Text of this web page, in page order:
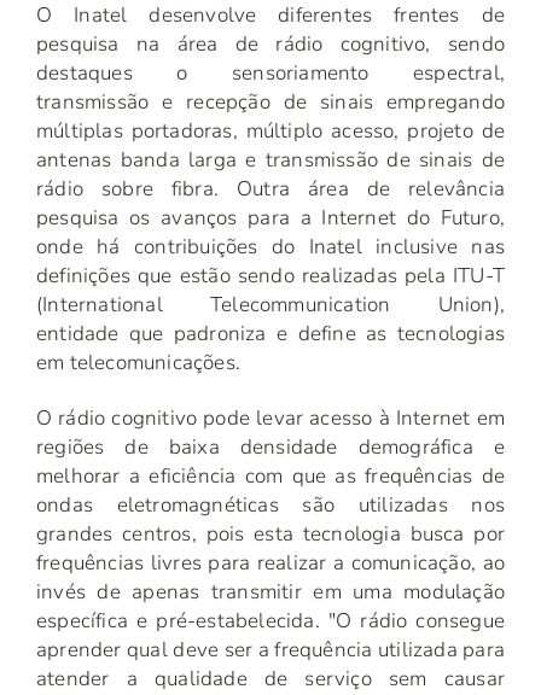
O Inatel desenvolve diferentes frentes de
pesquisa na área de rádio cognitivo, sendo
destaques o sensoriamento espectral,
transmissão e recepção de sinais empregando
múltiplas portadoras, múltiplo acesso, projeto de
antenas banda larga e transmissão de sinais de
rádio sobre fibra. Outra área de relevância
pesquisa os avanços para a Internet do Futuro,
onde há contribuições do Inatel inclusive nas
definições que estão sendo realizadas pela ITU-T
(International Telecommunication Union),
entidade que padroniza e define as tecnologias
em telecomunicações.
O rádio cognitivo pode levar acesso à Internet em
regiões de baixa densidade demográfica e
melhorar a eficiência com que as frequências de
ondas eletromagnéticas são utilizadas nos
grandes centros, pois esta tecnologia busca por
frequências livres para realizar a comunicação, ao
invés de apenas transmitir em uma modulação
específica e pré-estabelecida. "O rádio consegue
aprender qual deve ser a frequência utilizada para
atender a qualidade de serviço sem causar